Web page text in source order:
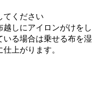
てください
越しにアイロンがけをし
る場合は乗せる布を湿
上がります。